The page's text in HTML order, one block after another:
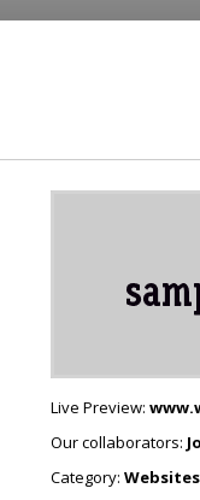
Live Preview:
Our collaborators:
Category: Websites